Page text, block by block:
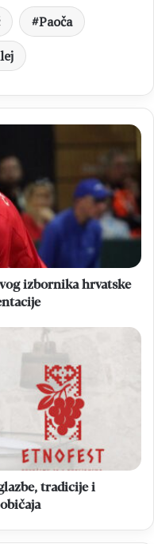
Paoča
izbornika hrvatske
tradicije i